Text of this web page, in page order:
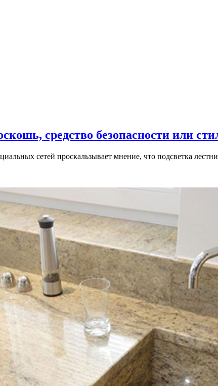
средство безопасности или
сетей проскальзывает мнение, что подсветка